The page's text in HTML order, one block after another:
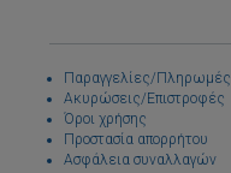
Παραγγελίες/Πληρωμές
Ακυρώσεις/Επιστροφές
Όροι χρήσης
Προστασία απορρήτου
Ασφάλεια συναλλαγών